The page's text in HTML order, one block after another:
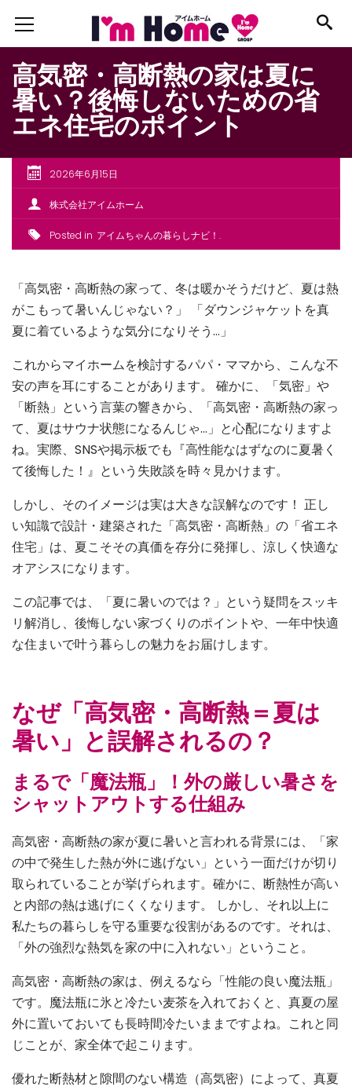
高気密・高断熱の家は夏に
暑い？後悔しないための省
エネ住宅のポイント
2026年6月15日
株式会社アイムホーム
Posted in アイムちゃんの暮らしナビ！
「高気密・高断熱の家って、冬は暖かそうだけど、夏は熱
がこもって暑いんじゃない？」 「ダウンジャケットを真
夏に着ているような気分になりそう…」
これからマイホームを検討するパパ・ママから、こんな不
安の声を耳にすることがあります。 確かに、「気密」や
「断熱」という言葉の響きから、「高気密・高断熱の家っ
て、夏はサウナ状態になるんじゃ…」と心配になりますよ
ね。実際、SNSや掲示板でも『高性能なはずなのに夏暑く
て後悔した！』という失敗談を時々見かけます。
しかし、そのイメージは実は大きな誤解なのです！ 正し
い知識で設計・建築された「高気密・高断熱」の「省エネ
住宅」は、夏こそその真価を存分に発揮し、涼しく快適な
オアシスになります。
この記事では、「夏に暑いのでは？」という疑問をスッキ
リ解消し、後悔しない家づくりのポイントや、一年中快適
な住まいで叶う暮らしの魅力をお届けします。
なぜ「高気密・高断熱＝夏は
暑い」と誤解されるの？
まるで「魔法瓶」！外の厳しい暑さを
シャットアウトする仕組み
高気密・高断熱の家が夏に暑いと言われる背景には、「家
の中で発生した熱が外に逃げない」という一面だけが切り
取られていることが挙げられます。確かに、断熱性が高い
と内部の熱は逃げにくくなります。 しかし、それ以上に
私たちの暮らしを守る重要な役割があるのです。それは、
「外の強烈な熱気を家の中に入れない」ということ。
高気密・高断熱の家は、例えるなら「性能の良い魔法瓶」
です。魔法瓶に氷と冷たい麦茶を入れておくと、真夏の屋
外に置いておいても長時間冷たいままですよね。これと同
じことが、家全体で起こります。
優れた断熱材と隙間のない構造（高気密）によって、真夏